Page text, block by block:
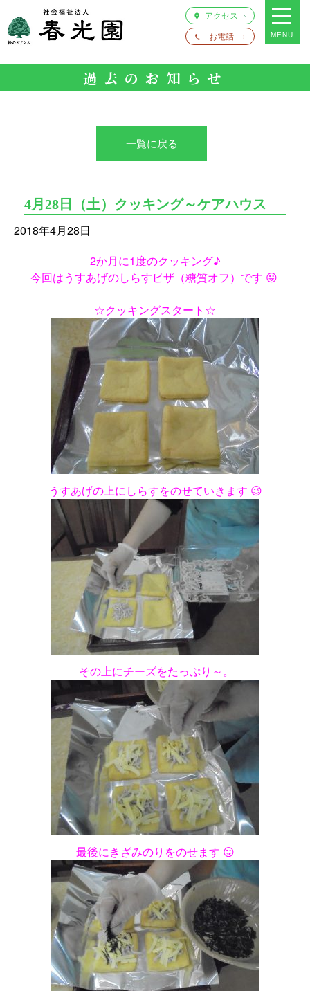
アクセス
お電話
MENU
過去のお知らせ
一覧に戻る
4月28日（土）クッキング～ケアハウス
2018年4月28日
2か月に1度のクッキング♪
今回はうすあげのしらすピザ（糖質オフ）です 😛
☆クッキングスタート☆
うすあげの上にしらすをのせていきます 😉
その上にチーズをたっぷり～。
最後にきざみのりをのせます 😛